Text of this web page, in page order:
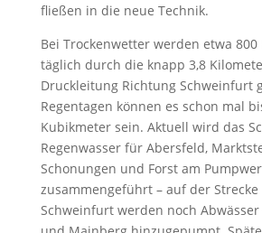
fließen in die neue Technik.
Bei Trockenwetter werden etwa
täglich durch die knapp 3,8
Druckleitung Richtung Schweinfurt
Regentagen können es schon mal
Kubikmeter sein. Aktuell wird das
Regenwasser für Abersfeld,
Schonungen und Forst am
zusammengeführt – auf der Strecke
Schweinfurt werden noch Abwässer